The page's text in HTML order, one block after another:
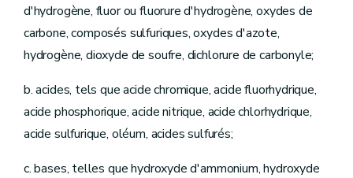
d'hydrogène, fluor ou fluorure d'hydrogène, oxydes de
carbone, composés sulfuriques, oxydes d'azote,
hydrogène, dioxyde de soufre, dichlorure de carbonyle;
b. acides, tels que acide chromique, acide fluorhydrique,
acide phosphorique, acide nitrique, acide chlorhydrique,
acide sulfurique, oléum, acides sulfurés;
c. bases, telles que hydroxyde d'ammonium, hydroxyde